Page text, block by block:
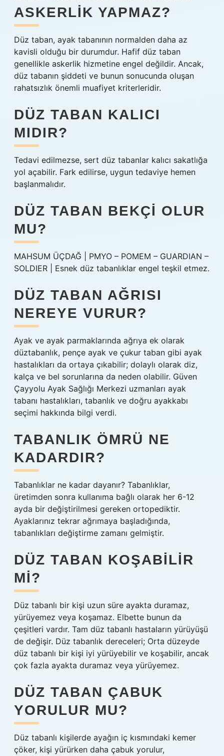
ASKERLIK YAPMAZ?
Düz taban, ayak tabanının normalden daha az
kavisli olduğu bir durumdur. Hafif düz taban
genellikle askerlik hizmetine engel değildir. Ancak,
düz tabanın şiddeti ve bunun sonucunda oluşan
rahatsızlık önemli muafiyet kriterleridir.
DÜZ TABAN KALICI
MIDIR?
Tedavi edilmezse, sert düz tabanlar kalıcı sakatlığa
yol açabilir. Fark edilirse, uygun tedaviye hemen
başlanmalıdır.
DÜZ TABAN BEKÇI OLUR
MU?
MAHSUM ÜÇDAĞ | PMYO – POMEM – GUARDIAN –
SOLDIER | Esnek düz tabanlıklar engel teşkil etmez.
DÜZ TABAN AĞRISI
NEREYE VURUR?
Ayak ve ayak parmaklarında ağrıya ek olarak
düztabanlık, pençe ayak ve çukur taban gibi ayak
hastalıkları da ortaya çıkabilir; dolaylı olarak diz,
kalça ve bel sorunlarına da neden olabilir. Güven
Çayyolu Ayak Sağlığı Merkezi uzmanları ayak
tabanı hastalıkları, tabanlık ve doğru ayakkabı
seçimi hakkında bilgi verdi.
TABANLIK ÖMRÜ NE
KADARDIR?
Tabanlıklar ne kadar dayanır? Tabanlıklar,
üretimden sonra kullanıma bağlı olarak her 6-12
ayda bir değiştirilmesi gereken ortopediktir.
Ayaklarınız tekrar ağrımaya başladığında,
tabanlıkları değiştirme zamanı gelmiştir.
DÜZ TABAN KOŞABILIR
MI?
Düz tabanlı bir kişi uzun süre ayakta duramaz,
yürüyemez veya koşamaz. Elbette bunun da
çeşitleri vardır. Tam düz tabanlı hastaların yürüyüşü
de değişir. Düz tabanlık dereceleri; Orta düzeyde
düz tabanlı bir kişi iyi yürüyebilir ve koşabilir, ancak
çok fazla ayakta duramaz veya yürüyemez.
DÜZ TABAN ÇABUK
YORULUR MU?
Düz tabanlı kişilerde ayağın iç kısmındaki kemer
çöker, kişi yürürken daha çabuk yorulur,